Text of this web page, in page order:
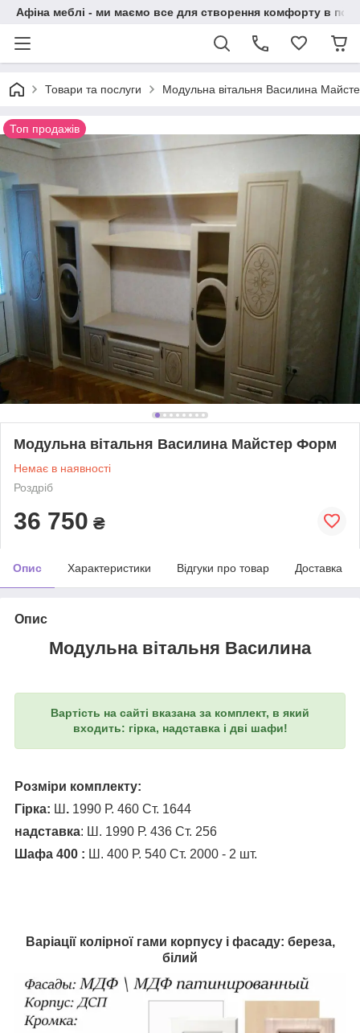
Афіна меблі - ми маємо все для створення комфорту в
Товари та послуги Модульна вітальня Василина
Топ продажів
Модульна вітальня Василина Майстер Форм
Немає в наявності
Роздріб
36 750 ₴
Опис Характеристики Відгуки про товар Доставка
Опис
Модульна вітальня Василина
Вартість на сайті вказана за комплект, в який
входить: гірка, надставка і дві шафи!
Розміри комплекту:
Гірка: Ш . 1990 Р. 460 Ст. 1644
надставка: Ш. 1990 Р. 436 Ст. 256
Шафа 400 : Ш. 400 Р. 540 Ст. 2000 - 2 шт.
Варіації колірної гами корпусу і фасаду: береза,
білий